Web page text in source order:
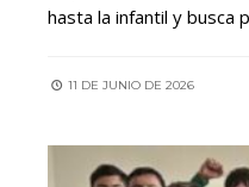
hasta la infantil y busca
11 DE JUNIO DE 2026